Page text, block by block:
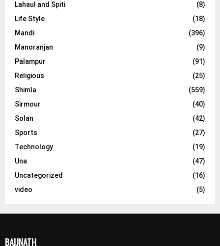
Lahaul and Spiti
(8)
Life Style
(18)
Mandi
(396)
Manoranjan
(9)
Palampur
(91)
Religious
(25)
Shimla
(559)
Sirmour
(40)
Solan
(42)
Sports
(27)
Technology
(19)
Una
(47)
Uncategorized
(16)
video
(5)
BAIJNATH